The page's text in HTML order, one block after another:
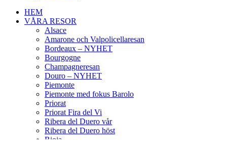
HEM
VÅRA RESOR
Alsace
Amarone och Valpolicellaresan
Bordeaux – NYHET
Bourgogne
Champagneresan
Douro – NYHET
Piemonte
Piemonte med fokus Barolo
Priorat
Priorat Fira del Vi
Ribera del Duero vår
Ribera del Duero höst
Rioja